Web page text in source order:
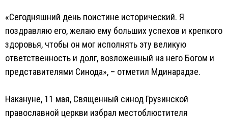
«Сегодняшний день поистине исторический. Я
поздравляю его, желаю ему больших успехов и крепкого
здоровья, чтобы он мог исполнять эту великую
ответственность и долг, возложенный на него Богом и
представителями Синода», – отметил Мдинарадзе.
Накануне, 11 мая, Священный синод Грузинской
православной церкви избрал местоблюстителя